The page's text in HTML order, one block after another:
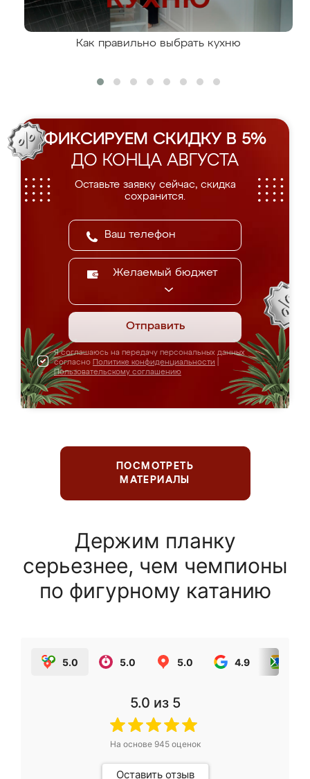
Как правильно выбрать кухню
ФИКСИРУЕМ СКИДКУ В 5%
ДО КОНЦА АВГУСТА
Оставьте заявку сейчас, скидка
сохранится.
Желаемый бюджет
Отправить
Я соглашаюсь на передачу персональных данных
согласно Политике конфиденциальности
Пользовательскому соглашению
ПОСМОТРЕТЬ
МАТЕРИАЛЫ
Держим планку
серьезнее, чем чемпионы
по фигурному катанию
5.0 5.0 5.0 4.9
5.0 из 5
На основе 945оценок
Оставить отзыв